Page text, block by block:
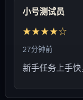
小号测试员
★★★★☆
27分钟前
新手任务上手快